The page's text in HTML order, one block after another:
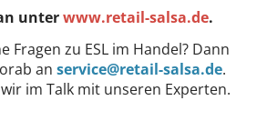
unterwww.retail-salsa.de.
Fragen zu ESL im Handel? Dann
an service@retail-salsa.de.
im Talk mit unseren Experten.